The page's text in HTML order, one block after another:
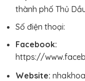
thành phố Thủ
Số điện thoại:
Facebook:
https://
Website: